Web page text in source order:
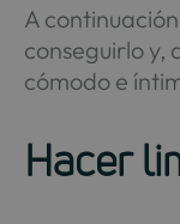
A
conseguirlo y,
cómodo e
Hacer